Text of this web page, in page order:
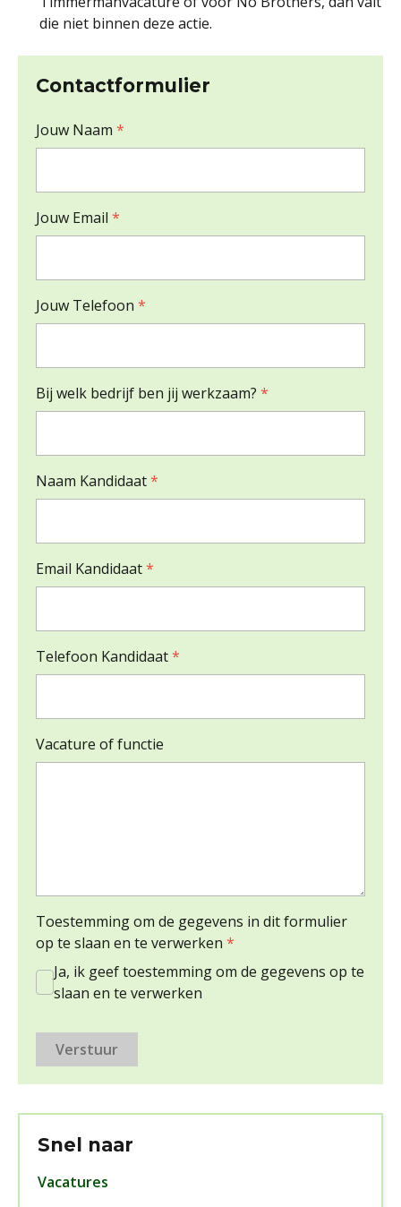
die niet binnen deze actie.
Contactformulier
Jouw Naam *
Jouw Email *
Jouw Telefoon *
Bij welk bedrijf ben jij werkzaam? *
Naam Kandidaat*
Email Kandidaat*
Telefoon Kandidaat*
Vacature of functie
Toestemming om de gegevens in dit formulier
op te slaan en te verwerken *
Ja, ik geef toestemming om de gegevens op te
slaan en te verwerken
Snel naar
Vacatures